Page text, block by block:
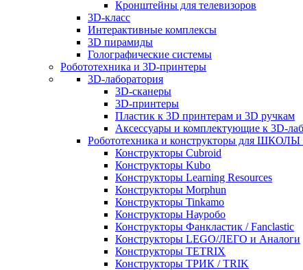
Кронштейны для телевизоров
3D-класс
Интерактивные комплексы
3D пирамиды
Голографические системы
Робототехника и 3D-принтеры
3D-лаборатория
3D-сканеры
3D-принтеры
Пластик к 3D принтерам и 3D ручкам
Аксессуары и комплектующие к 3D-
Робототехника и конструкторы для
Конструкторы Cubroid
Конструкторы Kubo
Конструкторы Learning Resources
Конструкторы Morphun
Конструкторы Tinkamo
Конструкторы Науробо
Конструкторы Фанкластик / Fanclastic
Конструкторы LEGO/ЛЕГО и Аналоги
Конструкторы TETRIX
Конструкторы ТРИК / TRIK